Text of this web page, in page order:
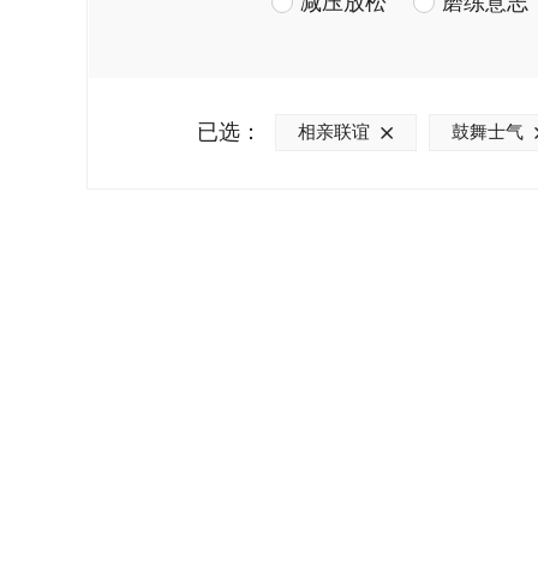
已选： 相亲联谊 鼓舞士气